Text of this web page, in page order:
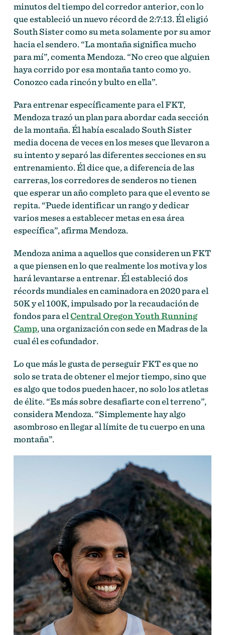
minutos del tiempo del corredor anterior, con lo
que estableció un nuevo récord de 2:7:13. Él eligió
South Sister como su meta solamente por su amor
hacia el sendero. “La montaña significa mucho
para mí”, comenta Mendoza. “No creo que alguien
haya corrido por esa montaña tanto como yo.
Conozco cada rincón y bulto en ella”.
Para entrenar específicamente para el FKT,
Mendoza trazó un plan para abordar cada sección
de la montaña. Él había escalado South Sister
media docena de veces en los meses que llevaron a
su intento y separó las diferentes secciones en su
entrenamiento. Él dice que, a diferencia de las
carreras, los corredores de senderos no tienen
que esperar un año completo para que el evento se
repita. “Puede identificar un rango y dedicar
varios meses a establecer metas en esa área
específica”, afirma Mendoza.
Mendoza anima a aquellos que consideren un FKT
a que piensen en lo que realmente los motiva y los
hará levantarse a entrenar. Él estableció dos
récords mundiales en caminadora en 2020 para el
50K y el 100K, impulsado por la recaudación de
fondos para elCentral Oregon Youth Running
Camp, una organización con sede en Madras de la
cual él es cofundador.
Lo que más le gusta de perseguir FKT es que no
solo se trata de obtener el mejor tiempo, sino que
es algo que todos pueden hacer, no solo los atletas
de élite. “Es más sobre desafiarte con el terreno”,
considera Mendoza. “Simplemente hay algo
asombroso en llegar al límite de tu cuerpo en una
montaña”.